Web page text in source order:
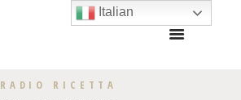
RADIO RICETTA
Italian